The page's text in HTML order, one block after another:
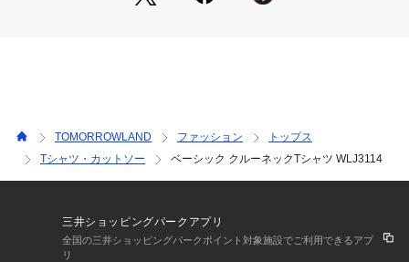
・素材の特性上、色移りしやすい性質があります。
新しいうちは、白や淡い色の服と合わせての着用にはご注意下
さい。
色が落ち着くまでの間は単品でのお洗濯をお勧めします。
また、強くシワやスレが加わると、部分的に色落ちすることが
TOMORROWLAND ファッション
トップス
Tシャツ・カットソー
ベーシック クルーネックTシャツ WLJ3114
三井ショッピングパークアプリ
全国の三井ショッピングパークポイント対象施設でご利用できるアプ
リ